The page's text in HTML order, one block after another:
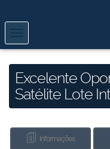
Excelente
Satélite Lote
Informações